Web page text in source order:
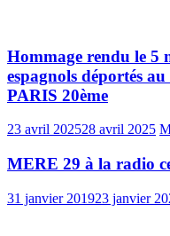
Hommage rendu le 5
espagnols déportés
PARIS 20ème
23 avril 202528 avril 2025
MERE 29 à la radio
31 janvier 201923 janvier